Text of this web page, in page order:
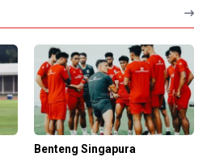
Benteng Singapura